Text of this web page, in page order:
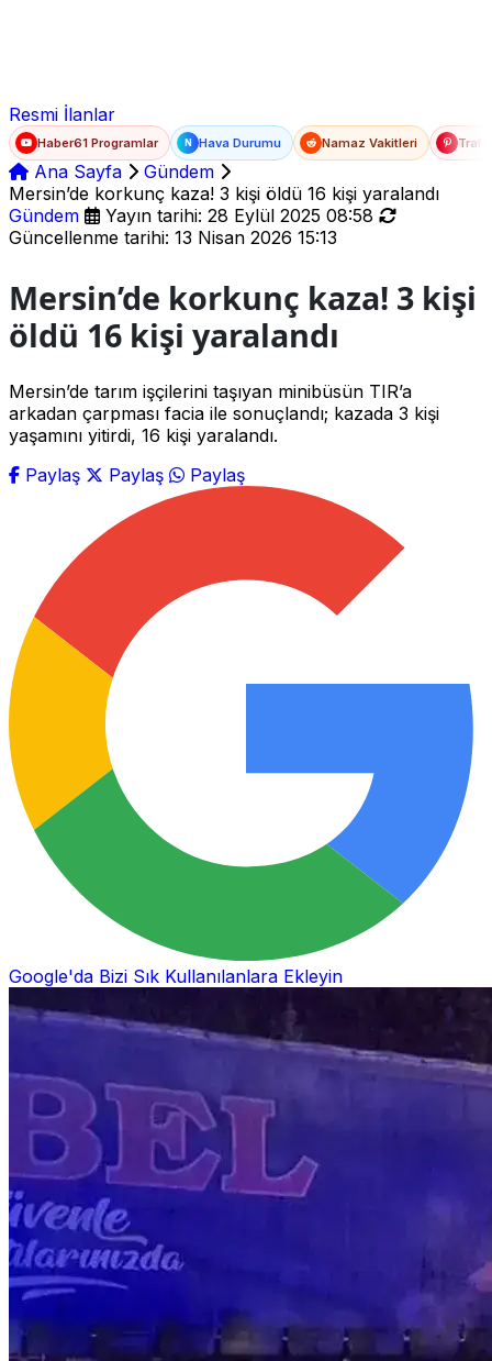
Resmi İlanlar
Haber61 Programlar N Hava Durumu Namaz Vakitleri
Ana Sayfa
Gündem
Mersin’de korkunç kaza! 3 kişi öldü 16 kişi yaralandı
Gündem
Yayın tarihi: 28 Eylül 2025 08:58
Güncellenme tarihi: 13 Nisan 2026 15:13
Mersin’de korkunç kaza! 3 kişi
öldü 16 kişi yaralandı
Mersin’de tarım işçilerini taşıyan minibüsün TIR’a
arkadan çarpması facia ile sonuçlandı; kazada 3 kişi
yaşamını yitirdi, 16 kişi yaralandı.
Paylaş
Paylaş Paylaş
Google'da Bizi Sık Kullanılanlara Ekleyin